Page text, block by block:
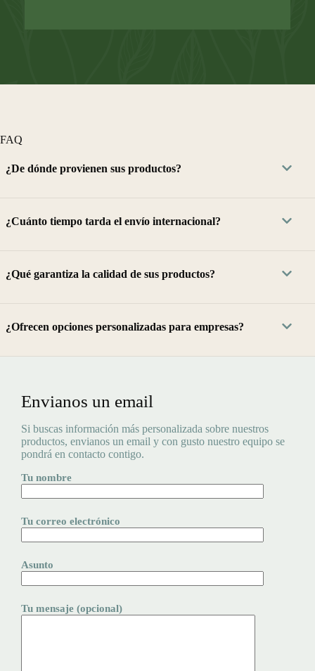
FAQ
¿De dónde provienen sus productos?
¿Cuánto tiempo tarda el envío internacional?
¿Qué garantiza la calidad de sus productos?
¿Ofrecen opciones personalizadas para empresas?
Envianos un email
Si buscas información más personalizada sobre nuestros
productos, envianos un email y con gusto nuestro equipo se
pondrá en contacto contigo.
Tu nombre
Tu correo electrónico
Asunto
Tu mensaje (opcional)